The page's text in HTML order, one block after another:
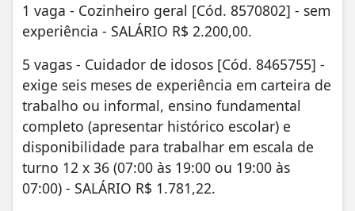
1 vaga - Cozinheiro geral [Cód. 8570802] - sem
experiência - SALÁRIO R$ 2.200,00.
5 vagas - Cuidador de idosos [Cód. 8465755] -
exige seis meses de experiência em carteira de
trabalho ou informal, ensino fundamental
completo (apresentar histórico escolar) e
disponibilidade para trabalhar em escala de
turno 12 x 36 (07:00 às 19:00 ou 19:00 às
07:00) - SALÁRIO R$ 1.781,22.